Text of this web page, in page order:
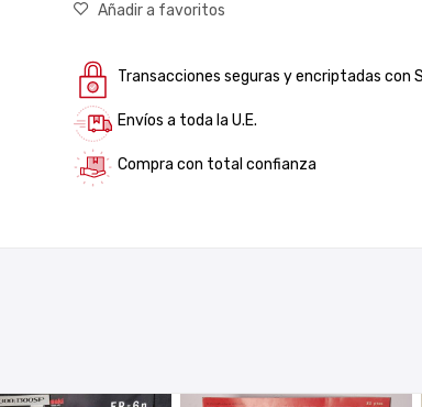
Añadir a favoritos
Transacciones seguras y encriptadas con
Envíos a toda la U.E.
Compra con total confianza